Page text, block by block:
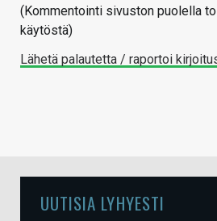
(Kommentointi sivuston puolella
käytöstä)
Lähetä palautetta / raportoi
UUTISIA LYHYESTI